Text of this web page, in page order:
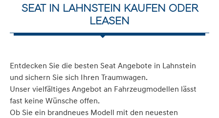
SEAT IN LAHNSTEIN KAUFEN ODER
LEASEN
Entdecken Sie die besten Seat Angebote in Lahnstein
und sichern Sie sich Ihren Traumwagen.
Unser vielfältiges Angebot an Fahrzeugmodellen lässt
fast keine Wünsche offen.
Ob Sie ein brandneues Modell mit den neuesten